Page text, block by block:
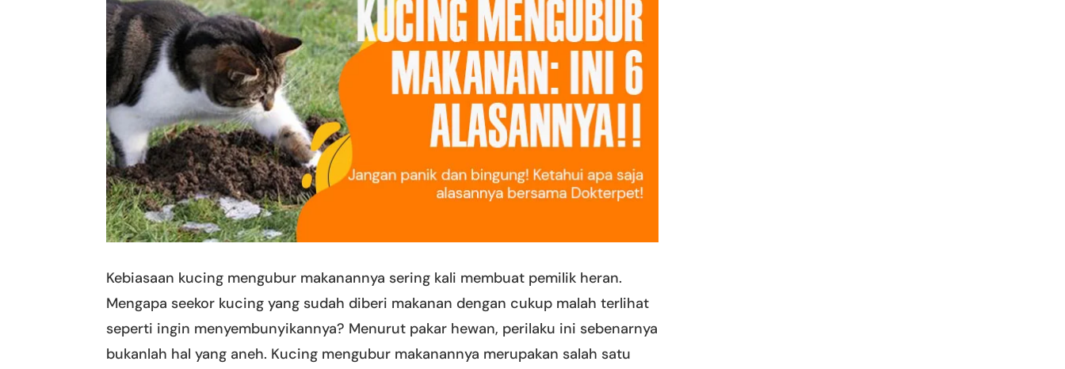
Kebiasaan kucing mengubur makanannya sering kali membuat pemilik heran.
Mengapa seekor kucing yang sudah diberi makanan dengan cukup malah terlihat
seperti ingin menyembunyikannya? Menurut pakar hewan, perilaku ini sebenarnya
bukanlah hal yang aneh. Kucing mengubur makanannya merupakan salah satu